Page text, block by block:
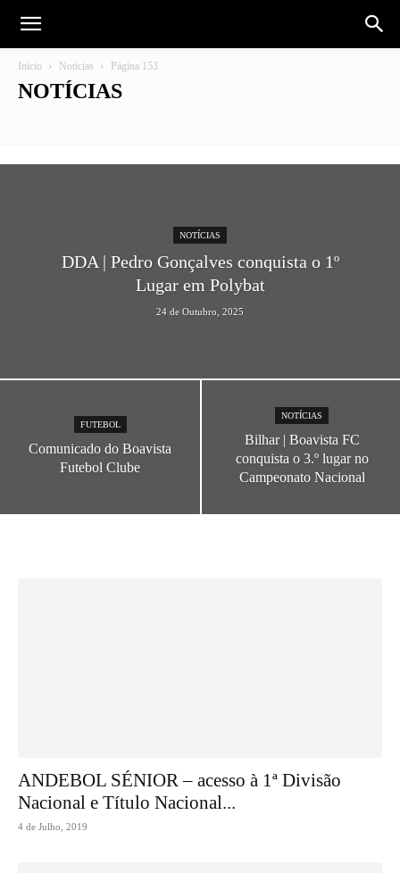
Início Notícias Página 153
NOTÍCIAS
NOTÍCIAS
DDA | Pedro Gonçalves conquista o 1º
Lugar em Polybat
24 de Outubro, 2025
FUTEBOL
Comunicado do Boavista
Futebol Clube
NOTÍCIAS
Bilhar | Boavista FC
conquista o 3.º lugar no
Campeonato Nacional
ANDEBOL SÉNIOR – acesso à 1ª Divisão
Nacional e Título Nacional...
4 de Julho, 2019